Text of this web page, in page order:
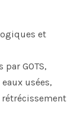
et
GOTS,
usées,